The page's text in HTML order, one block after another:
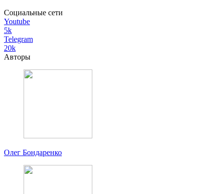
Социальные сети
Youtube
5k
Telegram
20k
Авторы
Олег Бондаренко